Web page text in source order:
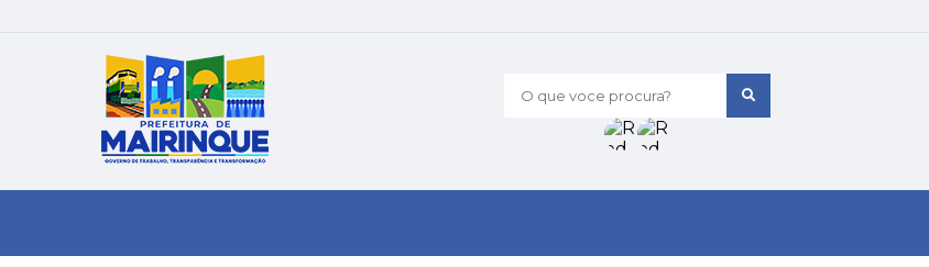
O que voce procura?